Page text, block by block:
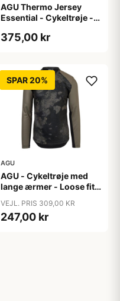
AGU Thermo Jersey
Essential - Cykeltrøje -
XL
375,00 kr
SPAR 20%
AGU
AGU - Cykeltrøje med
lange ærmer - Loose fit -
VEJL. PRIS 309,00 KR
247,00 kr